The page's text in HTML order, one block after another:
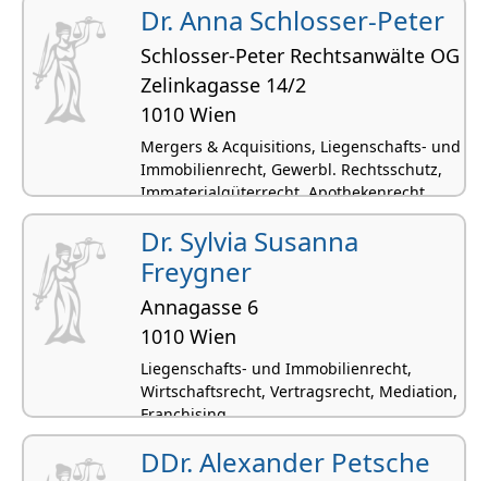
Dr. Anna Schlosser-Peter
Schlosser-Peter Rechtsanwälte OG
Zelinkagasse 14/2
1010 Wien
Mergers & Acquisitions, Liegenschafts- und
Immobilienrecht, Gewerbl. Rechtsschutz,
Immaterialgüterrecht, Apothekenrecht
Dr. Sylvia Susanna
Freygner
Annagasse 6
1010 Wien
Liegenschafts- und Immobilienrecht,
Wirtschaftsrecht, Vertragsrecht, Mediation,
Franchising
DDr. Alexander Petsche